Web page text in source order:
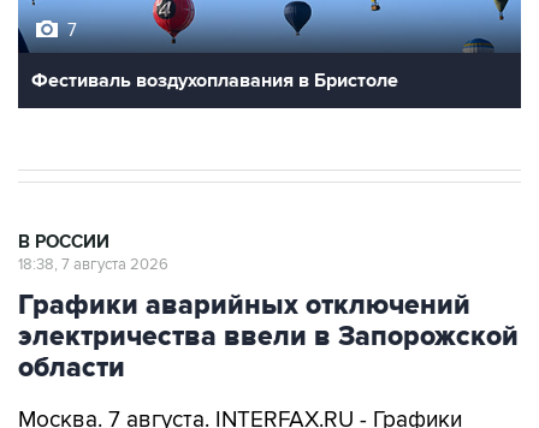
Фестиваль воздухоплавания в Бристоле
Графики аварийных отключений
электричества ввели в Запорожской
области
Москва. 7 августа. INTERFAX.RU - Графики